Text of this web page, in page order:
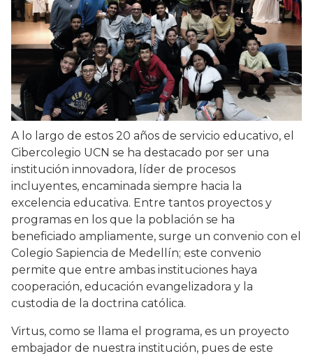
A lo largo de estos 20 años de servicio educativo, el
Cibercolegio UCN se ha destacado por ser una
institución innovadora, líder de procesos
incluyentes, encaminada siempre hacia la
excelencia educativa. Entre tantos proyectos y
programas en los que la población se ha
beneficiado ampliamente, surge un convenio con el
Colegio Sapiencia de Medellín; este convenio
permite que entre ambas instituciones haya
cooperación, educación evangelizadora y la
custodia de la doctrina católica.
Virtus, como se llama el programa, es un proyecto
embajador de nuestra institución, pues de este